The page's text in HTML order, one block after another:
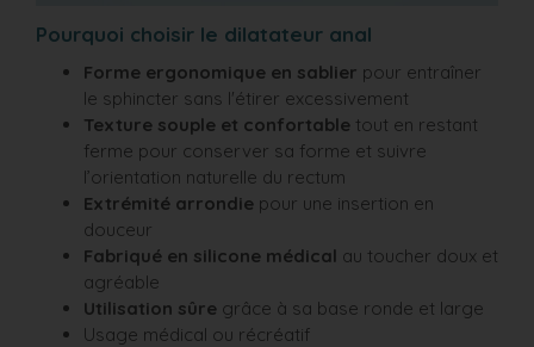
Pourquoi choisir le dilatateur anal
Forme ergonomique en sablier pour entraîner
le sphincter sans l'étirer excessivement
Texture souple et confortable tout en restant
ferme pour conserver sa forme et suivre
l’orientation naturelle du rectum
Extrémité arrondie pour une insertion en
douceur
Fabriqué en silicone médical au toucher doux et
agréable
Utilisation sûre grâce à sa base ronde et large
Usage médical ou récréatif